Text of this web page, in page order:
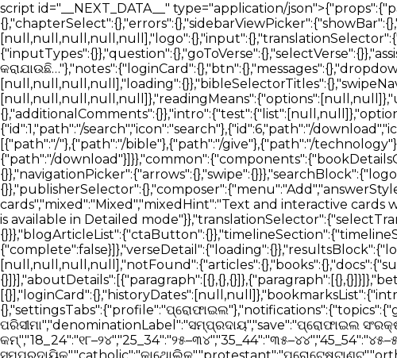
script id="__NEXT_DATA__" type="application/json">{"props":{"pageProps":{"_nextI18Next":{"initialI18nStore":{"or":{"bible":{"page":{"head":{},"bibleReader":{"bookSelect":{},"chapterSelect":{},"errors":{},"sidebarViewPicker":{"showBar":{},"hideBar":{}},"readerTabSection":{"tabList":[null,null,null,null],"searchBlock":{"tabList":[null,null,null,null,null],"logo":{},"input":{},"translationSelector":{"selectTranslationInput":{}},"trendingSearch":{},"loading":{},"messages":{},"introCards":{"navigate":{"inputTypes":{}},"question":{},"goToVerse":{},"selectVerse":{}},"assistant":{"messages":{"start":[null,null,null],"thinking":[null,null,null,null]}},"answering":"ଉତ୍ତର ପ୍ରସ୍ତୁତ କରାଯାଉଛି…"},"notes":{"loginCard":{},"btn":{},"messages":{},"dropdown":{"textFormat":{},"textAlignment":{},"blockTypes":{}},"labels":{}}},"verseOverview":{"tabList":[null,null,null,null],"loading":{}},"bibleSelectorTitles":{},"swipeNavigation":{},"betaFeedback":{"form":{},"feedbackForm":{"experienceRating":{"options":[null,null,null,null,null]},"readingMeans":{"options":[null,null]},"useAssistant":{},"willingToPay":{},"paymentAmount":{},"isEasyToUse":{},"sidebarDistracting":{},"additionalComments":{}},"intro":{"test":{"list":[null,null]},"optional":{"list":[null,null]}}}}}},"nav":{"nav":{"navMenu":[{"id":2,"path":"/bible","icon":"bible"},{"id":1,"path":"/search","icon":"search"},{"id":6,"path":"/download","icon":"download"},{"id":5,"path":"/about","icon":"about"},{"id":5,"path":"/contact","icon":"contact"}],"footerMenu":[{"path":"/"},{"path":"/bible"},{"path":"/give"},{"path":"/technology"},{"path":"/blog"},{"path":"/about"},{"path":"/contact"},{"path":"/privacy-policy"},{"path":"/download"}]}},"common":{"components":{"bookDetailsOverlay":{"excerpt":{},"documentPage":{},"actions":{},"mediaPlayer":{}},"accessibility":{"accordion":{"titles":{}},"navigationPicker":{"arrows":{},"swipe":{}}},"searchBlock":{"logo":{},"input":{"filterHeadings":{},"filters":[{},{},{},{}],"languageFilters":[{},{}],"documents":{},"context":{"types":{}},"publisherSelector":{},"composer":{"menu":"Add","answerStyle":"Answer style","textOnly":"Text only","textOnlyHint":"Plain text answers without interactive cards","mixed":"Mixed","mixedHint":"Text and interactive cards when helpful","effort":{"label":"Answer depth","fast":"Fast","detailed":"Detailed"},"mixedDisabledHint":"Mixed is available in Detailed mode"}},"translationSelector":{"selectTranslationInput":{"placeholder":"ଅନୁବାଦ ଖୋଜନ୍ତୁ"}},"trendingSearch":{},"downloadButtons":{"minOS":{}}},"blogArticleList":{"ctaButton":{}},"timelineSection":{"timelineStatus":{},"ctaButton":{},"timeline":[{"complete":true},{"complete":false,"inProgress":true},{"complete":false},{"complete":false}]},"verseDetail":{"loading":{}},"resultsBlock":{"loading":{},"results":{"locations":{},"answers":{},"similarQuestions":{}},"searchMediaTabSection":{"tabList":[null,null,null,null],"notFound":{"articles":{},"books":{},"docs":{"subMessage":""},"av":{}}},"linkSharingDisabled":{},"errors":{}},"detailsSection":{"techDetails":[{"paragraph":[{},{},{},{}]}],"aboutDetails":[{"paragraph":[{},{},{}]},{"paragraph":[{},{}]}]},"betaSignUp":{"result":{},"buttons":{}},"sidebar":{"tabList":[null,null,null],"userHistoryList":{"introCards":[{}],"loginCard":{},"historyDates":[null,null]},"bookmarksList":{"introCards":[{}],"loginCard":{}}},"mediaCard":{"sources":"ಮೂಲಗಳು"},"userDetailsPopup":{"fontSize":{},"settingsTabs":{"profile":"ପ୍ରୋଫାଇଲ"},"notifications":{"topics":{"general_news":{},"new_features":{},"account_security":{}}},"profile":{"ageRangeLabel":"ବୟସ ପରିସୀମା","denominationLabel":"ସମ୍ପ୍ରଦାୟ","save":"ପ୍ରୋଫାଇଲ ସଂରକ୍ଷଣ କରନ୍ତୁ","signInHint":"ଆପଣଙ୍କ ପ୍ରୋଫାଇଲ ସଂରକ୍ଷଣ କରିବାକୁ ସାଇନ୍ ଇନ୍ କରନ୍ତୁ।","ageRanges":{"under_18":"୧୮ ବର୍ଷରୁ